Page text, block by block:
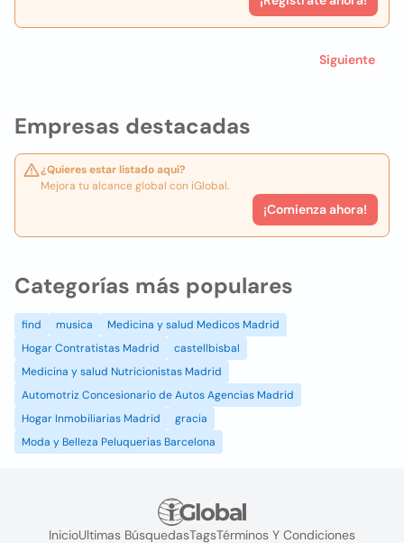
Empresas destacadas
¿Quieres estar listado aquí?
Mejora tu alcance global con iGlobal.
¡Comienza ahora!
Siguiente
Categorías más populares
find musica
Medicina y salud Medicos Madrid
Hogar Contratistas Madrid
castellbisbal
Medicina y salud Nutricionistas Madrid
Automotriz Concesionario de Autos Agencias Madrid
Hogar Inmobiliarias Madrid
gracia
Moda y Belleza Peluquerias Barcelona
InicioUltimas BúsquedasTagsTérminos Y Condiciones